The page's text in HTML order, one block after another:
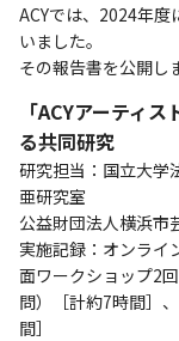
ACYでは、2024年
いました。
その報告書を公開し
「ACYアーティ
る共同研究
研究担当：国立大
亜研究室
公益財団法人横浜
実施記録：オンライ
面ワークショップ2
問）［計約7時間］
間］